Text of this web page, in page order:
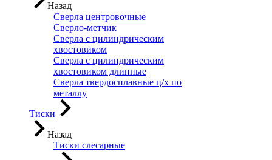
Назад
Сверла центровочные
Сверло-метчик
Сверла с цилиндрическим
хвостовиком
Сверла с цилиндрическим
хвостовиком длинные
Сверла твердосплавные ц/х по
металлу
Тиски
Назад
Тиски слесарные